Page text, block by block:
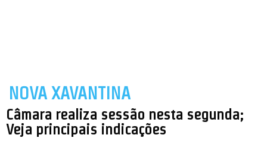
NOVA XAVANTINA
Câmara realiza sessão nesta segunda;
Veja principais indicações